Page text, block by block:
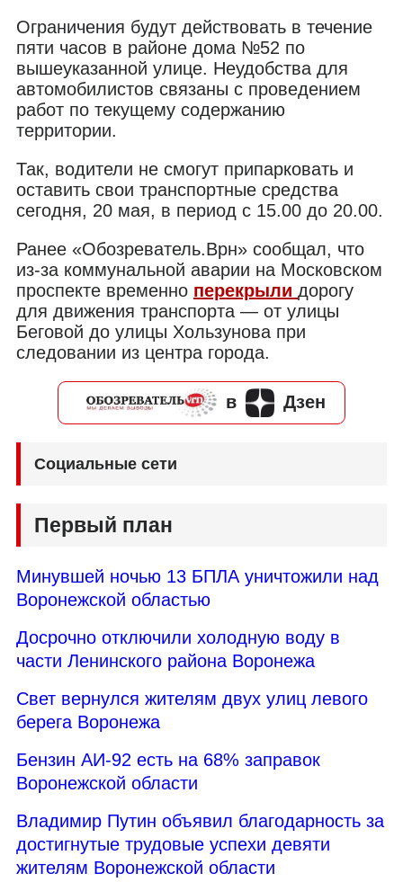
Ограничения будут действовать в течение
пяти часов в районе дома №52 по
вышеуказанной улице. Неудобства для
автомобилистов связаны с проведением
работ по текущему содержанию
территории.
Так, водители не смогут припарковать и
оставить свои транспортные средства
сегодня, 20 мая, в период с 15.00 до 20.00.
Ранее «Обозреватель.Врн» сообщал, что
из-за коммунальной аварии на Московском
проспекте временно перекрыли дорогу
для движения транспорта — от улицы
Беговой до улицы Хользунова при
следовании из центра города.
в Дзен
Социальные сети
Первый план
Минувшей ночью 13 БПЛА уничтожили над
Воронежской областью
Досрочно отключили холодную воду в
части Ленинского района Воронежа
Свет вернулся жителям двух улиц левого
берега Воронежа
Бензин АИ-92 есть на 68% заправок
Воронежской области
Владимир Путин объявил благодарность за
достигнутые трудовые успехи девяти
жителям Воронежской области